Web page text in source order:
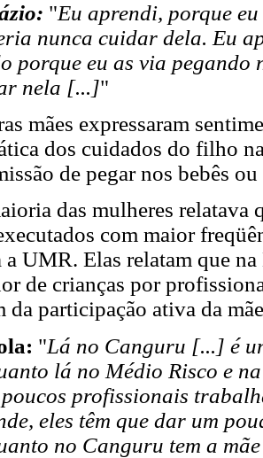
"Eu aprendi, porque
nunca cuidar dela. Eu
porque eu as via pegando
nela [...]"
mães expressaram
dos cuidados do filho
de pegar nos bebês
das mulheres relatava
com maior
a UMR. Elas relatam que
de crianças por
da participação ativa da
"Lá no Canguru [...] é
lá no Médio Risco e
profissionais
eles têm que dar um
no Canguru tem a